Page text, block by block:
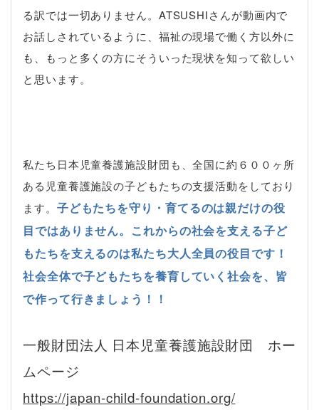
る訳では一切ありません。ATSUSHIさんが動画内で
お話しされているように、福祉の現場で働く方以外に
も、もっと多くの方にそういった現状を知って欲しい
と思います。
私たち日本児童養護施設財団も、全国に約６００ヶ所
ある児童養護施設の子どもたちの支援活動をしており
ます。 子どもたちを守り・育てるのは親だけの役
目ではありません。これからの社会を支える子ど
もたちを支えるのは私たち大人全員の役目です！
社会全体で子どもたちを養育していく社会を、皆
で作って行きましょう！！
一般財団法人 日本児童養護施設財団 ホー
ムページ
https://japan-child-foundation.org/